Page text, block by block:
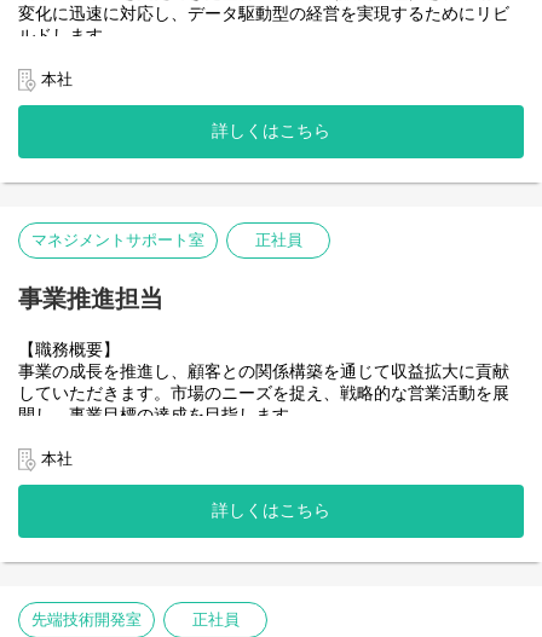
・Elasticsearch
・Redis
【クラウドサービス】
・GCP
＝＝＝＝＝＝＝＝＝＝＝＝＝＝＝＝＝＝＝＝＝＝＝＝＝＝＝＝＝
■応募条件
①AIや機械学習を活用したシステムの開発、分析経験をお持ちの
方
②TB~PB級の大量データに対する分散処理や、データ分析の設
計・開発経験
（AWS,GCP,Azureなど）
④統計ソフトウェア（R,Python,Julia,MATLAB,pandasなど）およ
びデータベース言語（SQL など）の利用経験をお持ちの方
・勤務形態：迅速な相談やノウハウ共有を大切にしているため、
隣に先輩がいる安心感の中でスキルを吸収していただきたいと考
えています。
※家庭の事情等による在宅勤務は、個別相談の上で柔軟に対応し
の変化、または自動車メンテナンス技術の高度化などをむしろ成
長好機とし、交通インフラを支えるプラットフォームとして着実
※車を購入してからの、給油、自動車アクセサリーの購入、車
・当社は、自動車アフターメンテナンスに不可欠な数百万点にも
のぼるパーツデーターを保有し、業界TOPシェアメーカーとし
て、様々な商品を開発、販売しているビックデータプラットフォ
・これまで培ってきた技術力やビックデータを活用した事業モデ
ル構築力を活かし、近年では、海外を含む新規事業への投資を加
・事業の多角化、グローバル化を視野に入れた現在を「第二創業
期」と位置づけ、今後の成長をけん引いただける優秀な人材に参
画頂くことが必要不可欠となっています。
正社員以外のスタッフのマネジメントなども行いながら、まずは
将来は正社員のマネジメントを行うチームリーダーや課長として
組織を牽引いただけることを期待しております。
当社では月額課金型へのビジネスモデルの変更に伴い、バックオ
い方であれば、働きがいを感じられる環境となります。
また、AIやRPAなどの業務のデジタル化に積極的に取り組んでお
り、手作業からの脱却志向のある方や、そのような経験のある方
は活躍できる余地が大きいです。
・全体：18名（正社員10名 契約社員4名 派遣社員4名）
変化に迅速に対応し、データ駆動型の経営を実現するためにリビ
ルドします。
牽引していただけるエンジニアを募集します。
プロジェクトは２０２７年１月のローンチに向け開発の真っただ
ＡＩ駆動開発も本格稼働しており、新しい知識と技術を身に着け
られる状況になっています。
ら長期的にキャリアを築ける環境です。
会社組織としても業務へのAI利活用は必須であると認識してお
り、本プロジェクトにおいてもAIをしっかりと活用してAI時代の開
開発ベンダーを巻き込みながら、実際に手を動かして上流から下
流まで一貫して対応していただきます。
大規模環境での基幹システムリビルド×上流工程から関われる×積
拡張が見込めるポジションです。
情報システム部門の基幹システム開発エンジニアとして、ベンダ
ーと協業しながら上流から下流まで一貫して携わっていただきま
・要件定義、技術選定、アーキテクチャ設計
・開発ベンダーと連携した実装、テスト、リリース
本社
詳しくはこちら
マネジメントサポート室 正社員
事業推進担当
【職務概要】
事業の成長を推進し、顧客との関係構築を通じて収益拡大に貢献
していただきます。市場のニーズを捉え、戦略的な営業活動を展
開し、事業目標の達成を目指します。
主な職務内容:
・顧客ニーズに基づいた事業機会の創出と拡大。
・事業戦略の立案、実行、および効果測定。
・商品コンテンツの企画、販売、および効果測定。
・社内外の関係者と連携し、事業の推進を支援。
・新規パートナーの開拓および関係構築。
本社
詳しくはこちら
先端技術開発室 正社員